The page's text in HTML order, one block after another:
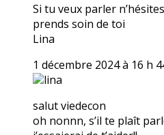
Si tu veux parler
prends soin de toi
Lina
1 décembre 2024 à 16 h
lina
salut viedecon
oh nonnn, s’il te plaît